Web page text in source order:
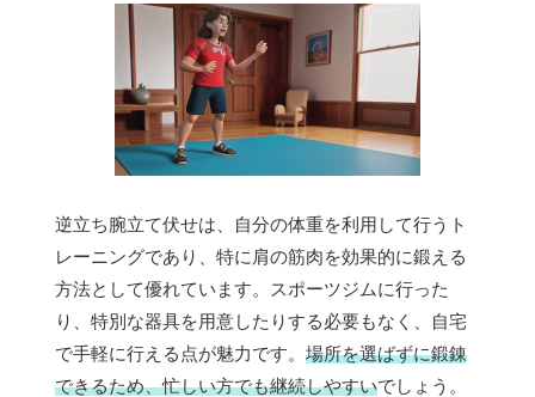
逆立ち腕立て伏せは、自分の体重を利用して行うト
レーニングであり、特に肩の筋肉を効果的に鍛える
方法として優れています。スポーツジムに行った
り、特別な器具を用意したりする必要もなく、自宅
で手軽に行える点が魅力です。 場所を選ばずに鍛錬
できるため、忙しい方でも継続しやすいでしょう。